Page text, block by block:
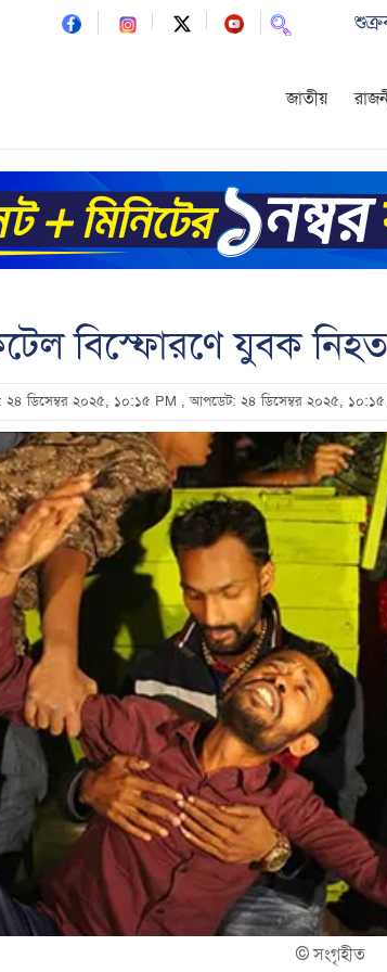
জাতীয়
বিস্ফোরণে যুবক
২৪ ডিসেম্বর ২০২৫, ১০:১৫ PM , আপডেট: ২৪ ডিসেম্বর ২০২৫,
©সংগৃহীত